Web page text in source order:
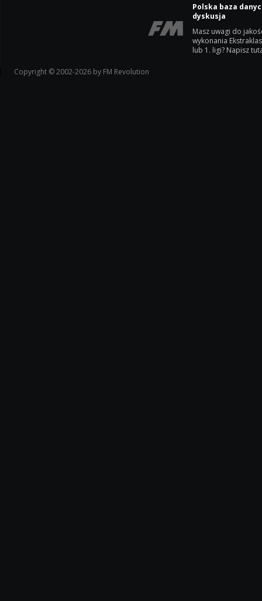
Polska baza
dyskusja
Masz uwagi do
wykonania
lub 1. ligi? Napisz
Copyright © 2002-2026 by FM Revolution